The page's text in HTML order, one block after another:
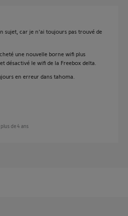
sujet, car je n'ai toujours pas trouvé de
une nouvelle borne wifi plus
désactivé le wifi de la Freebox delta.
en erreur dans tahoma.
plus de 4 ans